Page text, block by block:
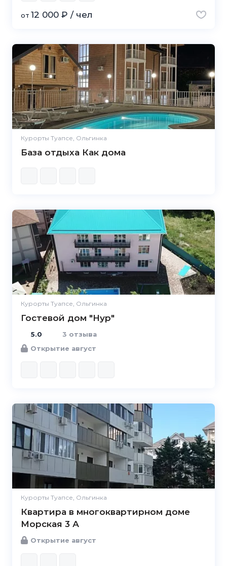
от 12 000 ₽ / чел
Курорты Туапсе, Ольгинка
База отдыха Как дома
Курорты Туапсе, Ольгинка
Гостевой дом "Нур"
5.0
5.0
3 отзыва
Открытие август
Курорты Туапсе, Ольгинка
Квартира в многоквартирном доме
Морская 3 А
Открытие август